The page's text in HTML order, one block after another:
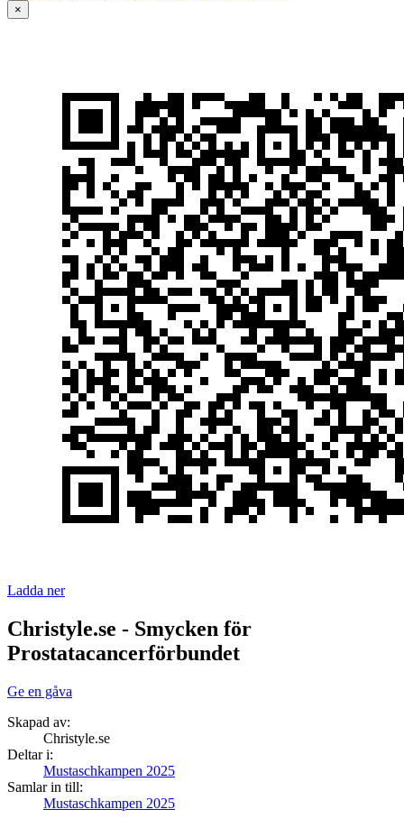
×
Ladda ner
Christyle.se - Smycken för
Prostatacancerförbundet
Ge en gåva
Skapad av:
Christyle.se
Deltar i:
Mustaschkampen 2025
Samlar in till:
Mustaschkampen 2025